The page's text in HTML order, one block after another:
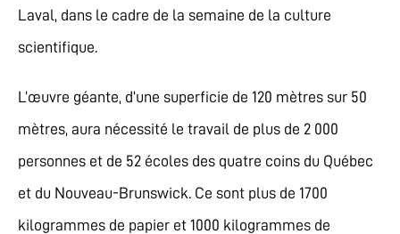
Laval, dans le cadre de la semaine de la culture
scientifique.
L’œuvre géante, d’une superficie de 120 mètres sur 50
mètres, aura nécessité le travail de plus de 2 000
personnes et de 52 écoles des quatre coins du Québec
et du Nouveau-Brunswick. Ce sont plus de 1700
kilogrammes de papier et 1000 kilogrammes de